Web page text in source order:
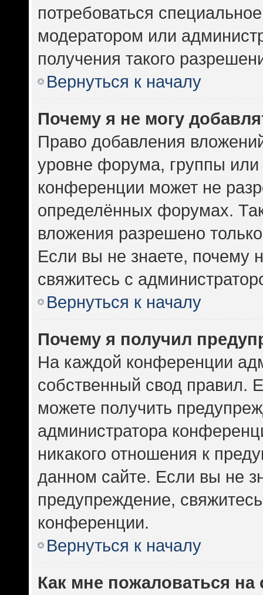
потребоваться
модератором или
получения такого
Вернуться к началу
Почему я не могу
Право добавления
уровне форума, группы или
конференции может не
определённых форумах.
вложения разрешено
Если вы не знаете, почему
свяжитесь с
Вернуться к началу
Почему я получил
На каждой конференции
собственный свод правил.
можете получить
администратора
никакого отношения к
данном сайте. Если вы не
предупреждение,
конференции.
Вернуться к началу
Как мне пожаловаться